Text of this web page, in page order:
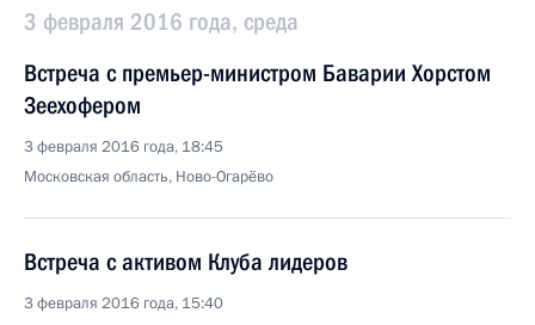
3 февраля 2016 года, среда
Встреча с премьер-министром Баварии Хорстом
Зеехофером
3 февраля 2016 года, 18:45
Московская область, Ново-Огарёво
Встреча с активом Клуба лидеров
3 февраля 2016 года, 15:40